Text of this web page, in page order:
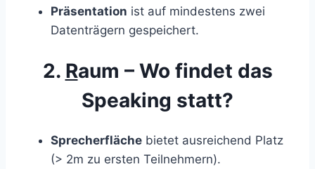
Präsentation ist auf mindestens zwei
Datenträgern gespeichert.
2. Raum – Wo findet das
Speaking statt?
Sprecherfläche bietet ausreichend Platz
(> 2m zu ersten Teilnehmern).